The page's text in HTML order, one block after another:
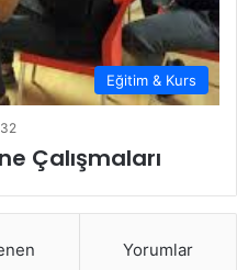
Eğitim & Kurs
32
Çalışmaları
Yorumlar